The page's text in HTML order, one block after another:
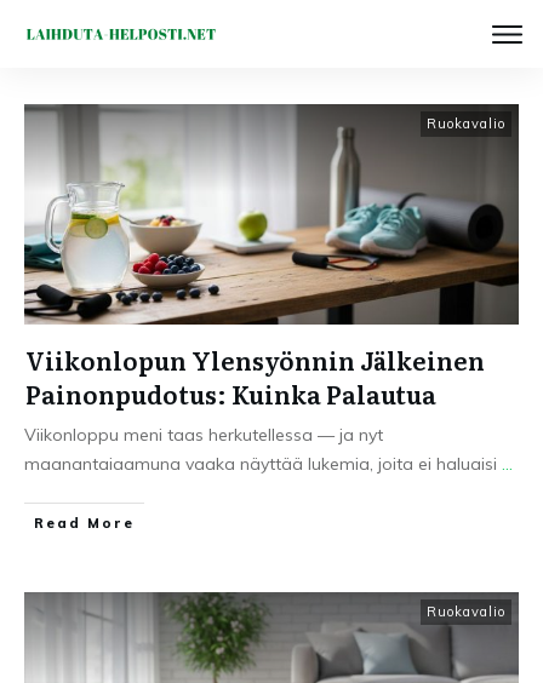
Ruokavalio
Viikonlopun Ylensyönnin Jälkeinen
Painonpudotus: Kuinka Palautua
Viikonloppu meni taas herkutellessa — ja nyt
maanantaiaamuna vaaka näyttää lukemia, joita ei haluaisi ...
Read More
Ruokavalio